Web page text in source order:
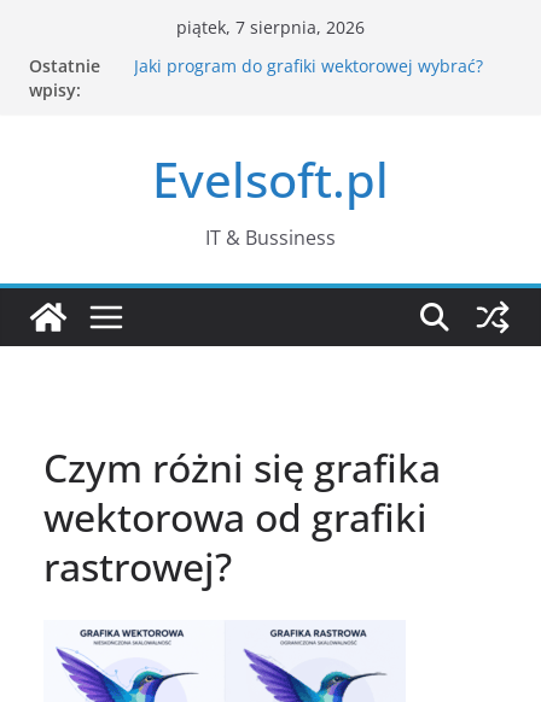
treści
piątek, 7 sierpnia, 2026
Ostatnie
wpisy:
Jaki program do grafiki wektorowej wybrać?
przyczynę w Menedżerze zadań?
Passkeys – czym są klucze dostępu i czy
Co zamiast WordPada w Windows 11?
Evelsoft.pl
IT & Bussiness
Czym różni się grafika
wektorowa od grafiki
rastrowej?